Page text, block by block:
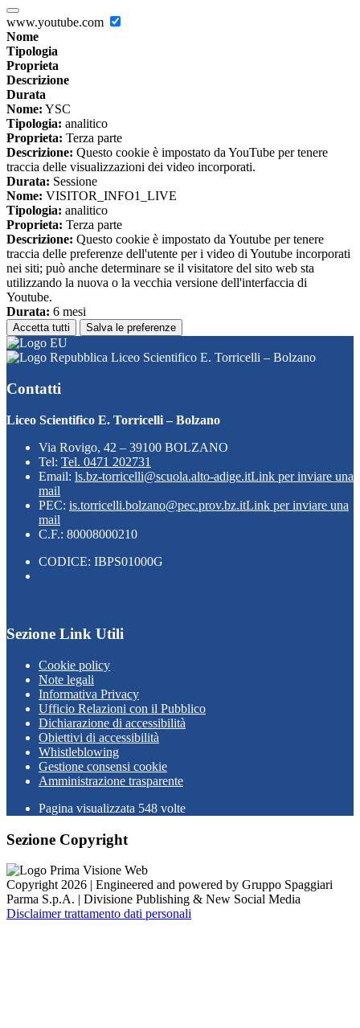
www.youtube.com
Nome
Tipologia
Proprieta
Descrizione
Durata
Nome: YSC
Tipologia: analitico
Proprieta: Terza parte
Descrizione: Questo cookie è impostato da YouTube per tenere
traccia delle visualizzazioni dei video incorporati.
Durata: Sessione
Nome: VISITOR_INFO1_LIVE
Tipologia: analitico
Proprieta: Terza parte
Descrizione: Questo cookie è impostato da Youtube per tenere
traccia delle preferenze dell'utente per i video di Youtube incorporati
nei siti; può anche determinare se il visitatore del sito web sta
utilizzando la nuova o la vecchia versione dell'interfaccia di
Youtube.
Durata: 6 mesi
Accetta tutti Salva le preferenze
Liceo Scientifico E. Torricelli – Bolzano
Contatti
Liceo Scientifico E. Torricelli – Bolzano
Via Rovigo, 42 – 39100 BOLZANO
Tel: Tel. 0471 202731
Email: ls.bz-torricelli@scuola.alto-adige.itLink per inviare una
mail
PEC: is.torricelli.bolzano@pec.prov.bz.itLink per inviare una
mail
C.F.: 80008000210
CODICE: IBPS01000G
Sezione Link Utili
Cookie policy
Note legali
Informativa Privacy
Ufficio Relazioni con il Pubblico
Dichiarazione di accessibilità
Obiettivi di accessibilità
Whistleblowing
Gestione consensi cookie
Amministrazione trasparente
Pagina visualizzata 548 volte
Sezione Copyright
Copyright 2026 | Engineered and powered by Gruppo Spaggiari
Parma S.p.A. | Divisione Publishing & New Social Media
Disclaimer trattamento dati personali